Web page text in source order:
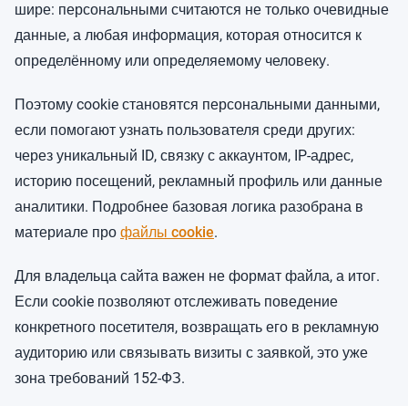
шире: персональными считаются не только очевидные
данные, а любая информация, которая относится к
определённому или определяемому человеку.
Поэтому cookie становятся персональными данными,
если помогают узнать пользователя среди других:
через уникальный ID, связку с аккаунтом, IP-адрес,
историю посещений, рекламный профиль или данные
аналитики. Подробнее базовая логика разобрана в
материале про файлы cookie.
Для владельца сайта важен не формат файла, а итог.
Если cookie позволяют отслеживать поведение
конкретного посетителя, возвращать его в рекламную
аудиторию или связывать визиты с заявкой, это уже
зона требований 152-ФЗ.